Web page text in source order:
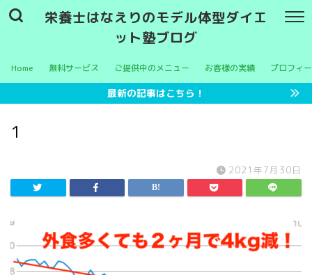
栄養士はなえりのモデル体型ダイエ
ット塾ブログ
Home 無料サービス ご提供中のメニュー お客様の実績 プロフィ
最新の記事はこちら！
1
2021年7月30日